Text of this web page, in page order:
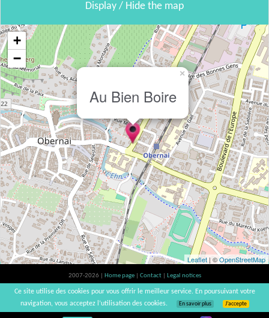
Display / Hide the map
Au Bien Boire
×
+
−
Leaflet | ©OpenStreetMap
2007-2026 | Home page Contact
Legal notices
Alcohol abuse is bad for your health, please consume in moderation | vinsnaturels |
v3.12
Ce site utilise des cookies pour vous offrir le meilleur service. En poursuivant votre
navigation, vous acceptez l’utilisation des cookies.
En savoir plus J’accepte